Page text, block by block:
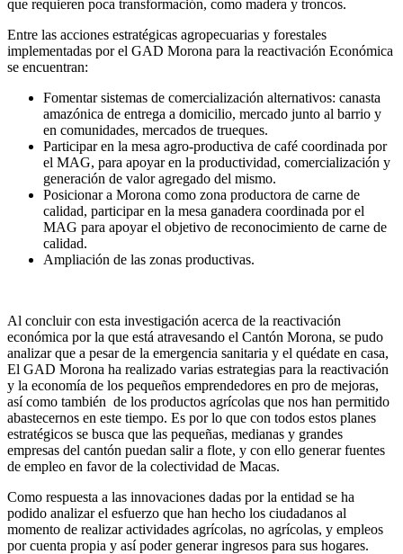
que requieren poca transformación, como madera y troncos.
Entre las acciones estratégicas agropecuarias y forestales
implementadas por el GAD Morona para la reactivación Económica
se encuentran:
Fomentar sistemas de comercialización alternativos: canasta
amazónica de entrega a domicilio, mercado junto al barrio y
en comunidades, mercados de trueques.
Participar en la mesa agro-productiva de café coordinada por
el MAG, para apoyar en la productividad, comercialización y
generación de valor agregado del mismo.
Posicionar a Morona como zona productora de carne de
calidad, participar en la mesa ganadera coordinada por el
MAG para apoyar el objetivo de reconocimiento de carne de
calidad.
Ampliación de las zonas productivas.
Al concluir con esta investigación acerca de la reactivación
económica por la que está atravesando el Cantón Morona, se pudo
analizar que a pesar de la emergencia sanitaria y el quédate en casa,
El GAD Morona ha realizado varias estrategias para la reactivación
y la economía de los pequeños emprendedores en pro de mejoras,
así como también de los productos agrícolas que nos han permitido
abastecernos en este tiempo. Es por lo que con todos estos planes
estratégicos se busca que las pequeñas, medianas y grandes
empresas del cantón puedan salir a flote, y con ello generar fuentes
de empleo en favor de la colectividad de Macas.
Como respuesta a las innovaciones dadas por la entidad se ha
podido analizar el esfuerzo que han hecho los ciudadanos al
momento de realizar actividades agrícolas, no agrícolas, y empleos
por cuenta propia y así poder generar ingresos para sus hogares.